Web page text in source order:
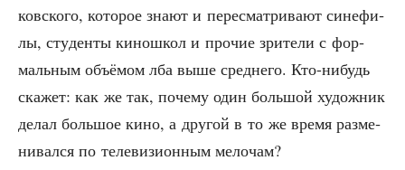
ков­ско­го, кото­рое зна­ют и пере­смат­ри­ва­ют сине­фи­
лы, сту­ден­ты кино­школ и про­чие зри­те­ли с фор­
маль­ным объ­ё­мом лба выше сред­не­го. Кто-нибудь
ска­жет: как же так, поче­му один боль­шой худож­ник
делал боль­шое кино, а дру­гой в то же вре­мя раз­ме­
ни­вал­ся по теле­ви­зи­он­ным мелочам?